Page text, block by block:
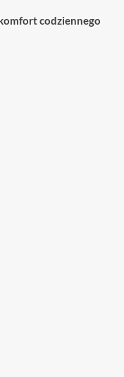
codziennego